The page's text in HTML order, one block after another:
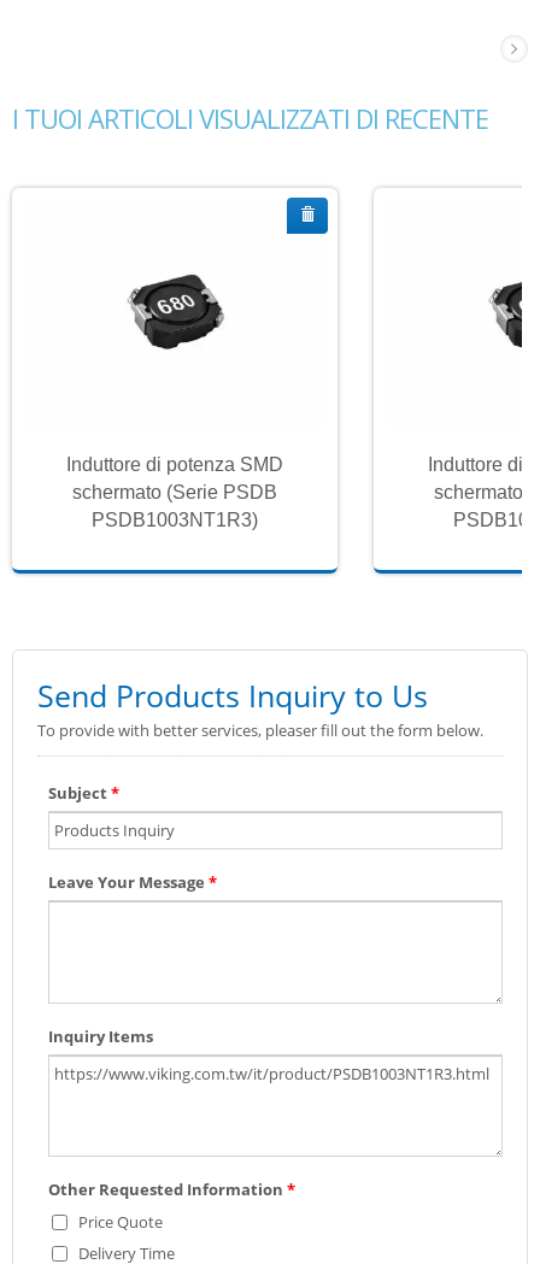
I TUOI ARTICOLI VISUALIZZATI DI RECENTE
Induttore di potenza SMD
schermato (Serie PSDB
PSDB1003NT1R3)
Induttore di
schermato